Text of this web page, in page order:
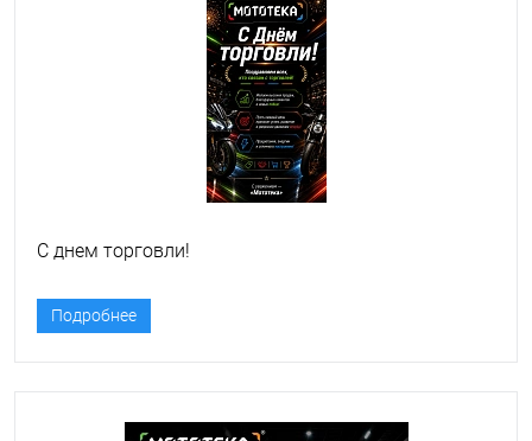
С днем торговли!
Подробнее